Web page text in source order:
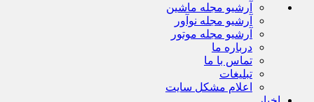
آرشیو مجله ماشین
آرشیو مجله نوآور
آرشیو مجله موتور
درباره ما
تماس با ما
تبلیغات
اعلام مشکل سایت